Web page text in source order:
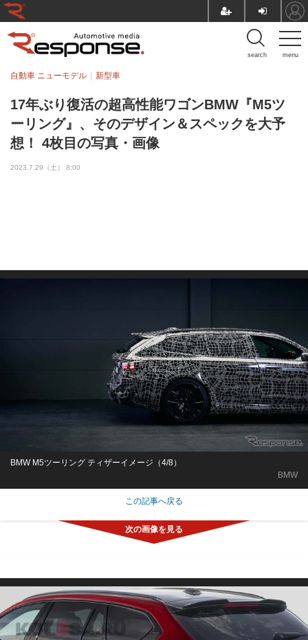
menu
search
17年ぶり復活の超高性能ワゴンBMW『M5ツ
ーリング』、そのデザイン＆スペックを大予
想！ 4枚目の写真・画像
自動車 ニューモデル 新型車
2023.7.29（土） 8:00
BMW
BMW M5ツーリング ティザーイメージ（4/8）
この記事へ戻る